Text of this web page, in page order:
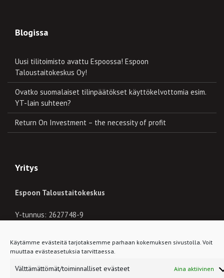
Käytämme evästeitä tarjotaksemme parhaan kokemuksen sivustolla. Voit
muuttaa evästeasetuksia tarvittaessa.
Välttämättömät/toiminnalliset evästeet Aina aktiivinen
Blogissa
Uusi tilitoimisto avattu Espoossa! Espoon
Taloustaitokeskus Oy!
Ovatko suomalaiset tilinpäätökset käyttökelvottomia esim.
YT-lain suhteen?
Return On Investment – the necessity of profit
Yritys
Espoon Taloustaitokeskus
Y-tunnus: 2627748-9
Tykkää meistä Facebookissa!